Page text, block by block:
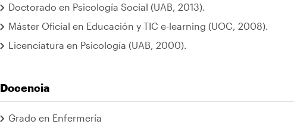
Doctorado en Psicología Social (UAB, 2013).
Máster Oficial en Educación y TIC e-learning (UOC, 2008).
Licenciatura en Psicología (UAB, 2000).
Docencia
Grado en Enfermería